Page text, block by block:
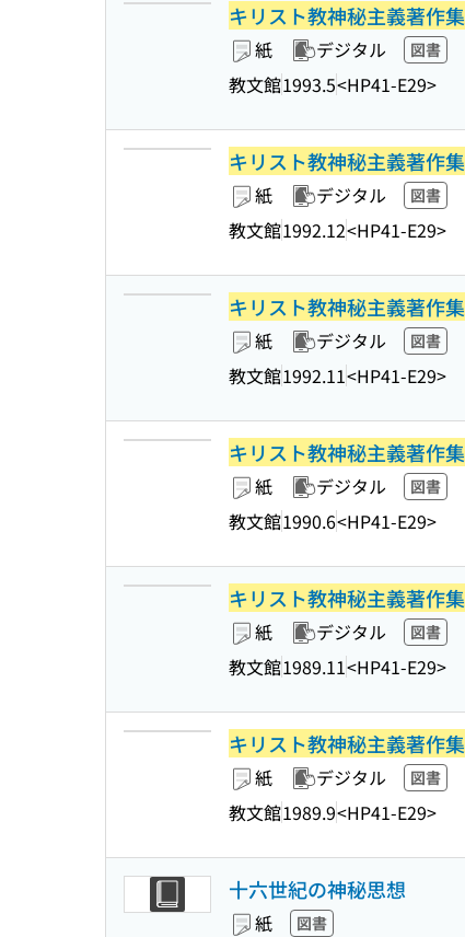
キリスト教神秘主義著作集
紙 デジタル 図書
教文館1993.5<HP41-E29>
キリスト教神秘主義著作集
紙 デジタル 図書
教文館1992.12<HP41-E29>
キリスト教神秘主義著作集
紙 デジタル 図書
教文館1992.11<HP41-E29>
キリスト教神秘主義著作集
紙 デジタル 図書
教文館1990.6<HP41-E29>
キリスト教神秘主義著作集
紙 デジタル 図書
教文館1989.11<HP41-E29>
キリスト教神秘主義著作集
紙 デジタル 図書
教文館1989.9<HP41-E29>
十六世紀の神秘思想
紙 図書